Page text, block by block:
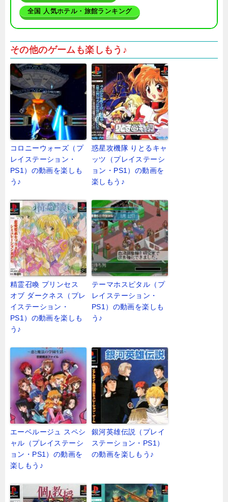
全国 人気ホテル・旅館ランキング
その他のゲームも楽しもう♪
コロニーウォーズ（プ
レイステーション・
PS1）の動画を楽しも
う♪
惑星攻機隊 りとるキャ
ッツ（プレイステーシ
ョン・PS1）の動画を
楽しもう♪
精霊召喚 プリンセス
オブ ダークネス（プレ
イステーション・
PS1）の動画を楽しも
う♪
テーマホスピタル（プ
レイステーション・
PS1）の動画を楽しも
う♪
エーベルージュ スペシ
ャル（プレイステーシ
ョン・PS1）の動画を
楽しもう♪
銀河英雄伝説（プレイ
ステーション・PS1）
の動画を楽しもう♪